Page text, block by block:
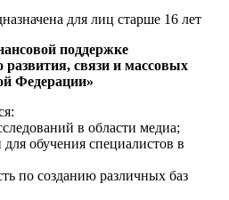
для лиц старше 16 лет
поддержке
связи и массовых
Федерации»
в области медиа;
обучения специалистов в
по созданию различных баз